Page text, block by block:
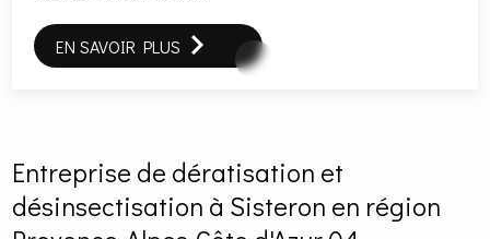
EN SAVOIR PLUS
Entreprise de dératisation et
désinsectisation à Sisteron en région